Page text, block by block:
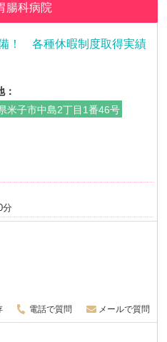
腸科病院
！ 各種休暇制度取得実績
：
米子市中島2丁目1番46号
電話で質問 メールで質問